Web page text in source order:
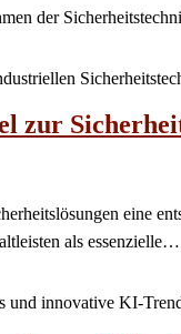
der
zur
eine
als essenzielle…
und innovative KI-